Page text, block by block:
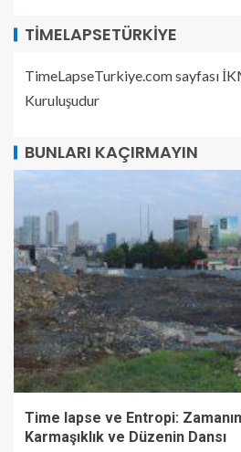
TIMELAPSETÜRKIYE
TimeLapseTurkiye.com sayfası
Kuruluşudur
BUNLARI KAÇIRMAYIN
Time lapse ve Entropi: Zamanın
Karmaşıklık ve Düzenin Dansı